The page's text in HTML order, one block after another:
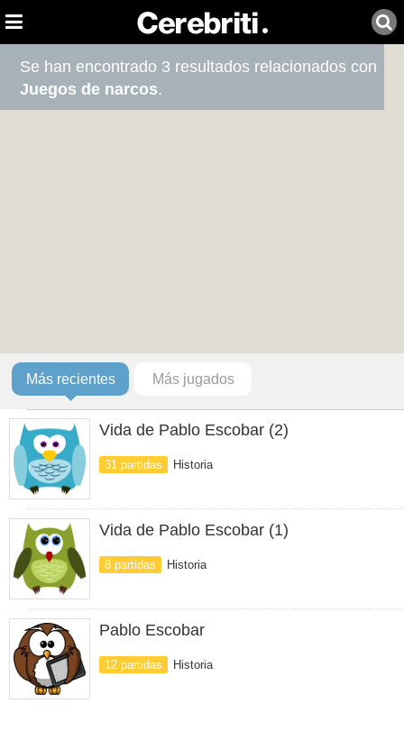
Se han encontrado 3 resultados relacionados con
Juegos de narcos.
Más recientes Más jugados
Vida de Pablo Escobar (2)
31 partidas Historia
Vida de Pablo Escobar (1)
8 partidas Historia
Pablo Escobar
12 partidas Historia